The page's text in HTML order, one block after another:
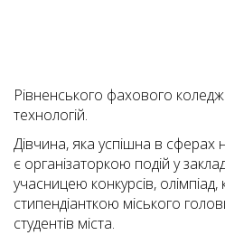
Рівненського фахового
технологій.
Дівчина, яка успішна в сферах
є організаторкою подій у
учасницею конкурсів,
стипендіанткою міського
студентів міста.